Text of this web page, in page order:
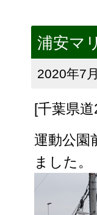
浦安マ
2020年7
[千葉県
運動公園
ました。